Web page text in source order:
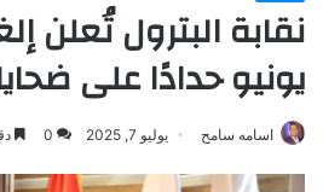
يونيو حدادًا على ضحايا
اسامه سامح يوليو 7, 2025 0